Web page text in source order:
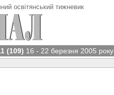
освітянський тижневик
(109) 16 - 22 березня 2005 року